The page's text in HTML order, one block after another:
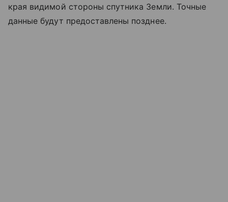
края видимой стороны спутника Земли. Точные
данные будут предоставлены позднее.